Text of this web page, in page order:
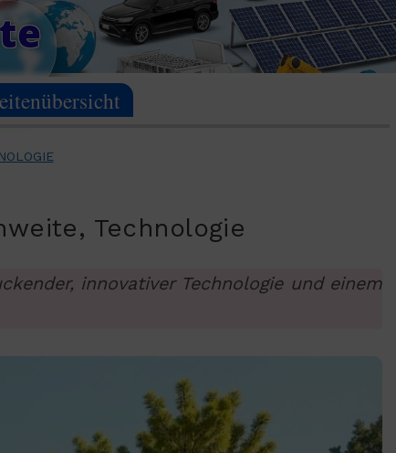
Technologie
innovativer Technologie und einem